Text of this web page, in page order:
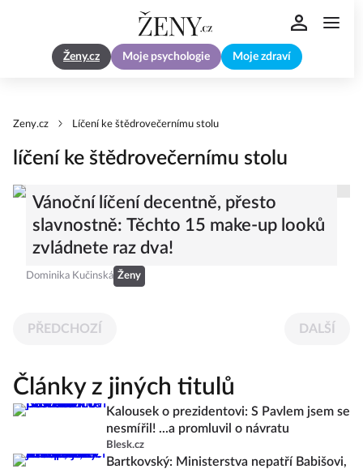
Ženy.cz Moje psychologie Moje zdraví
Zeny.cz Líčení ke štědrovečernímu stolu
líčení ke štědrovečernímu stolu
Vánoční líčení decentně, přesto
slavnostně: Těchto 15 make-up looků
zvládnete raz dva!
Dominika Kučinská Ženy
PŘEDCHOZÍ DALŠÍ
Články z jiných titulů
Kalousek o prezidentovi: S Pavlem jsem se
nesmířil! ...a promluvil o návratu
Blesk.cz
Bartkovský: Ministerstva nepatří Babišovi,